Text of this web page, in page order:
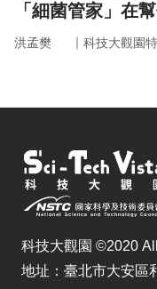
「細菌管家」在
洪孟樊 ｜ 科技大觀園
科技大觀園 ©2020
地址：臺北市大安區